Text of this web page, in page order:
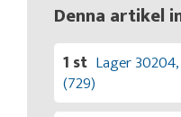
Denna artikel
1 st Lager
(729)